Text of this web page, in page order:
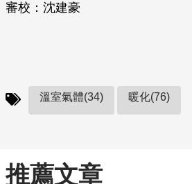
審校：沈建豪
溫室氣體(34) 暖化(76)
推薦文章